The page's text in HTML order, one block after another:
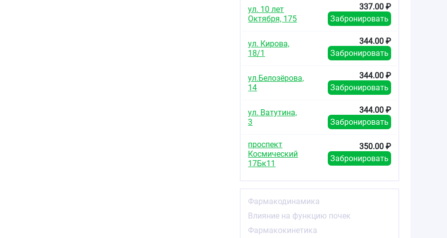
ул. 10 лет
Октября, 175
337.00 ₽
Забронировать
ул. Кирова,
18/1
344.00 ₽
Забронировать
ул.Белозёрова,
14
344.00 ₽
Забронировать
ул. Ватутина,
3
344.00 ₽
Забронировать
проспект
Космический
17Бк11
350.00 ₽
Забронировать
Фармакодинамика
Влияние на функцию почек
Фармакокинетика